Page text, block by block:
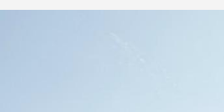
Vaktaal